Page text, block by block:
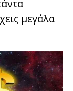
μεγάλα